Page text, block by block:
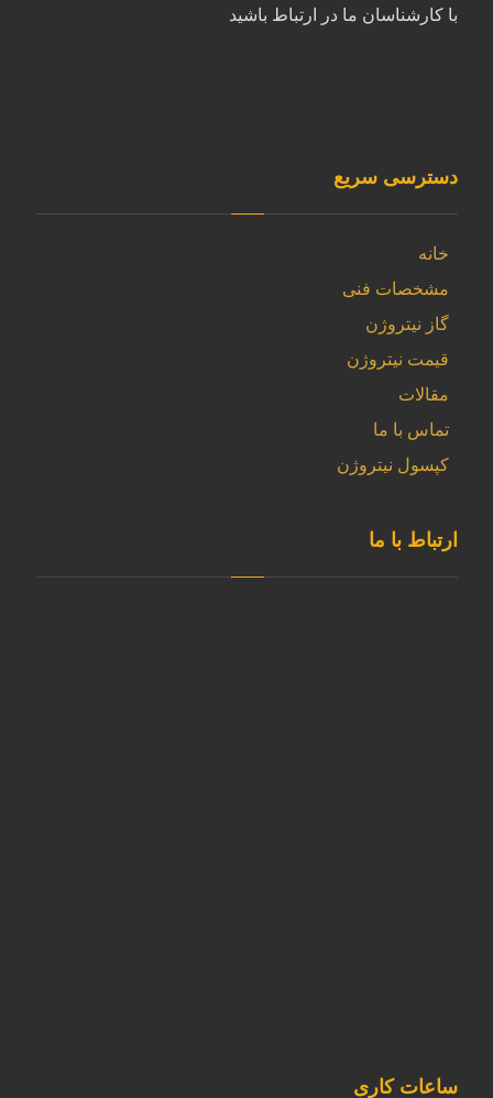
با کارشناسان ما در ارتباط باشید
دسترسی سریع
خانه
مشخصات فنی
گاز نیتروژن
قیمت نیتروژن
مقالات
تماس با ما
کپسول نیتروژن
ارتباط با ما
ساعات کاری